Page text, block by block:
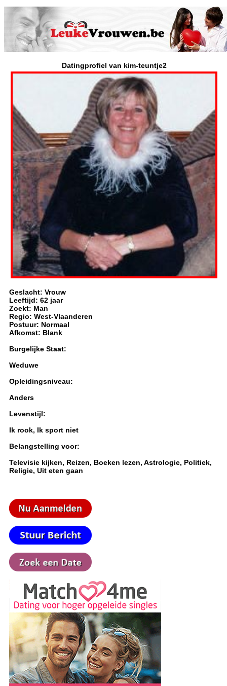
Datingprofiel van kim-teuntje2
Geslacht: Vrouw
Leeftijd: 62 jaar
Zoekt: Man
Regio: West-Vlaanderen
Postuur: Normaal
Afkomst: Blank
Burgelijke Staat:
Weduwe
Opleidingsniveau:
Anders
Levenstijl:
Ik rook, Ik sport niet
Belangstelling voor:
Televisie kijken, Reizen, Boeken lezen, Astrologie, Politiek,
Religie, Uit eten gaan